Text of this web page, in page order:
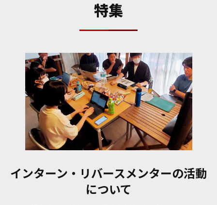
特集
インターン・リバースメンターの活動
について